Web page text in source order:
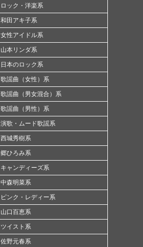
ロック・洋楽系
和田アキ子系
女性アイドル系
山本リンダ系
日本のロック系
歌謡曲（女性）系
歌謡曲（男女混合）系
歌謡曲（男性）系
演歌・ムード歌謡系
西城秀樹系
郷ひろみ系
キャンディーズ系
中森明菜系
ピンク・レディー系
山口百恵系
ツイスト系
佐野元春系